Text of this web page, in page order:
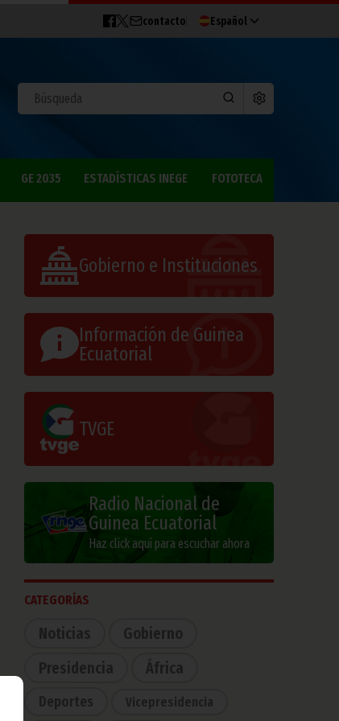
contacto Español
GE 2035 ESTADÍSTICAS INEGE FOTOTECA
Gobierno e Instituciones
Información de Guinea
Ecuatorial
TVGE
Radio Nacional de
Guinea Ecuatorial
Haz click aquí para escuchar ahora
CATEGORÍAS
Noticias
Gobierno
Presidencia
África
Deportes Vicepresidencia